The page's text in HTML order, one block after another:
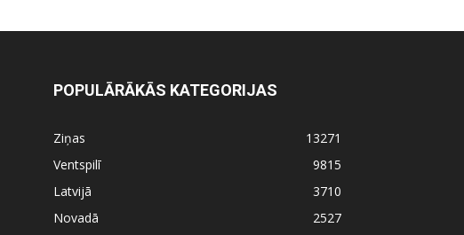
POPULĀRĀKĀS KATEGORIJAS
Ziņas
13271
Ventspilī
9815
Latvijā
3710
Novadā
2527